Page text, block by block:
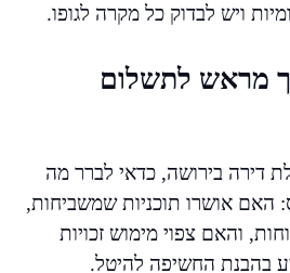
ויש לבדוק כל מקרה לגופו.
מראש לתשלום
דירה בירושה, כדאי לברר מה
האם אושרו תוכניות שמשביחות,
והאם צפוי מימוש זכויות
בהבנת החשיפה להיטל.